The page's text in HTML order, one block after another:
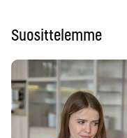
Suosittelemme